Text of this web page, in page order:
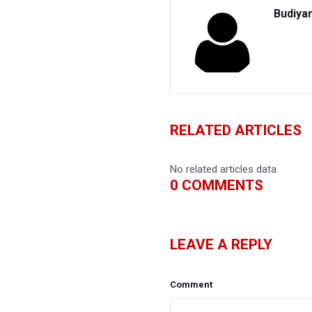
RELATED ARTICLES
No related articles data.
0 COMMENTS
LEAVE A REPLY
Comment